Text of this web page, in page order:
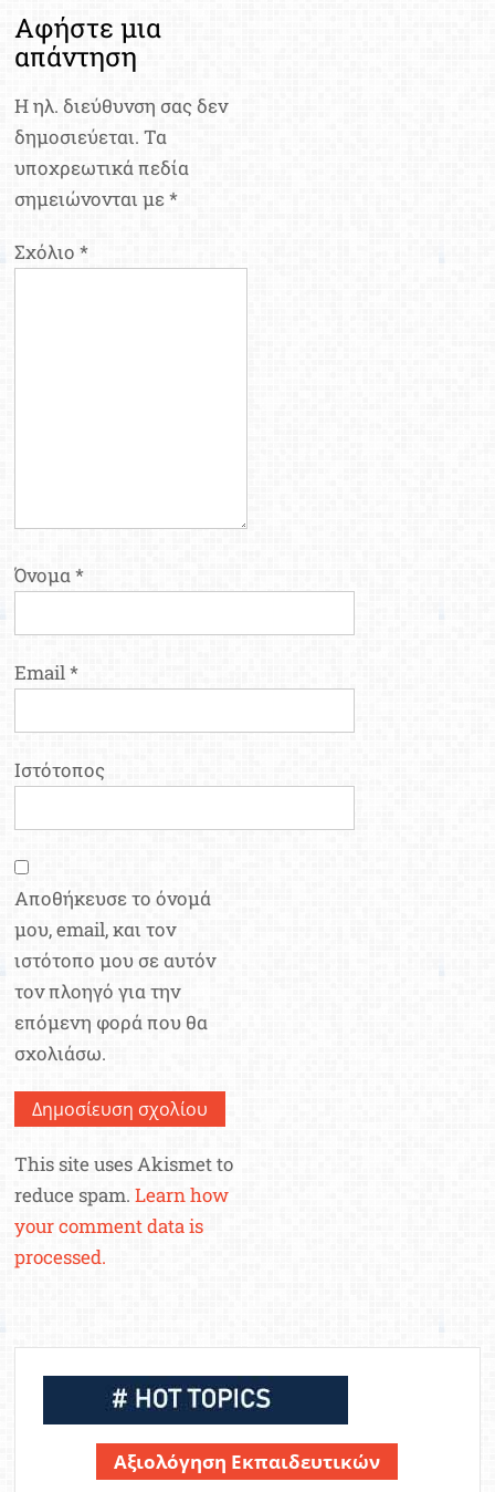
Αφήστε μια
απάντηση
Η ηλ. διεύθυνση σας δεν
δημοσιεύεται. Τα
υποχρεωτικά πεδία
σημειώνονται με*
Σχόλιο*
Όνομα*
Email*
Ιστότοπος
Αποθήκευσε το όνομά
μου, email, και τον
ιστότοπο μου σε αυτόν
τον πλοηγό για την
επόμενη φορά που θα
σχολιάσω.
This site uses Akismet to
reduce spam.Learn how
your comment data is
processed.
Αξιολόγηση Εκπαιδευτικών